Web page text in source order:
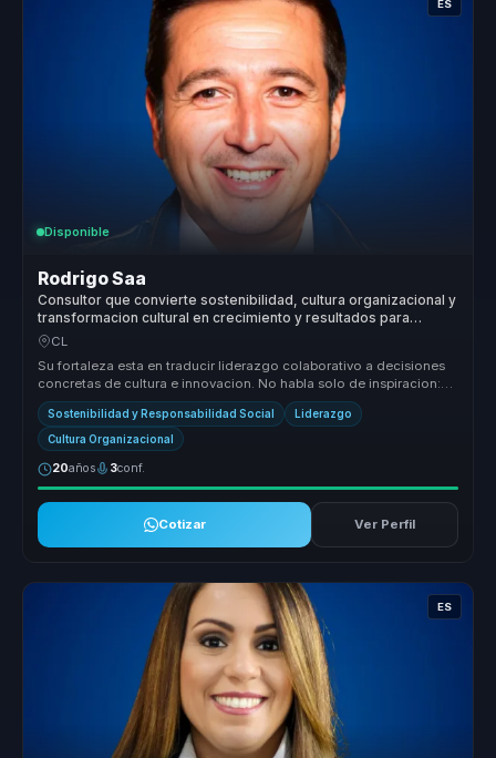
ES
Disponible
Rodrigo Saa
Consultor que convierte sostenibilidad, cultura organizacional y
transformacion cultural en crecimiento y resultados para
empresas.
CL
Su fortaleza esta en traducir liderazgo colaborativo a decisiones
concretas de cultura e innovacion. No habla solo de inspiracion:
ayuda ...
Sostenibilidad y Responsabilidad Social Liderazgo
Cultura Organizacional
20años 3conf.
Cotizar Ver Perfil
ES